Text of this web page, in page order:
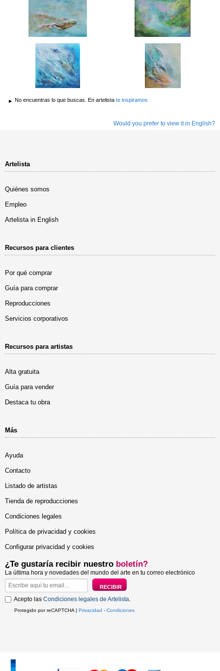
No encuentras lo que buscas. En artelista te inspiramos
Would you prefer to view it in English?
Artelista
Quiénes somos
Empleo
Artelista in English
Recursos para clientes
Por qué comprar
Guía para comprar
Reproducciones
Servicios corporativos
Recursos para artistas
Alta gratuita
Guía para vender
Destaca tu obra
Más
Ayuda
Contacto
Listado de artistas
Tienda de reproducciones
Condiciones legales
Política de privacidad y cookies
Configurar privacidad y cookies
¿Te gustaría recibir nuestro boletín?
La última hora y novedades del mundo del arte en tu correo electrónico
Acepto las Condiciones legales de Artelista.
Protegido por reCAPTCHA | Privacidad - Condiciones